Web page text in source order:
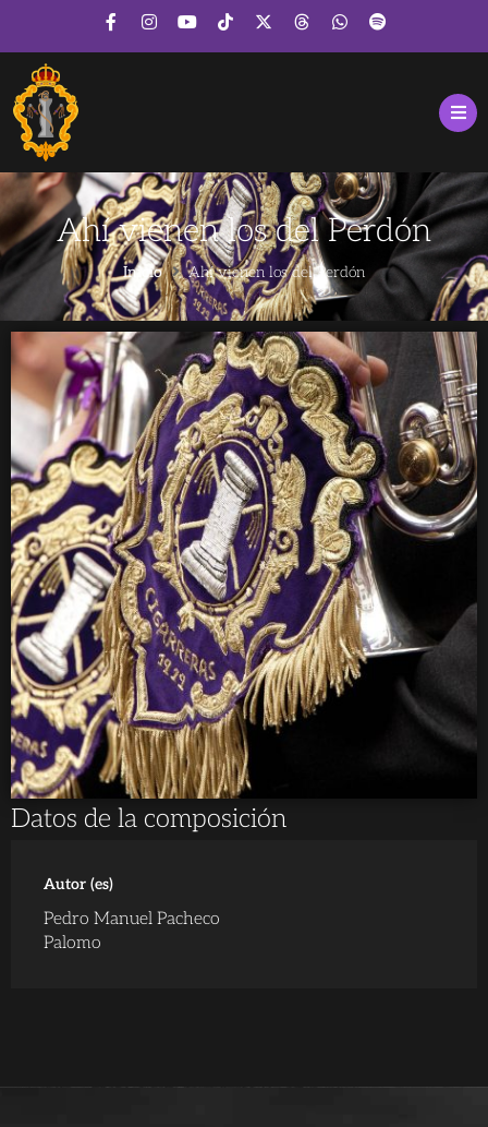
Ahí vienen los del Perdón
Inicio Ahí vienen los del Perdón
Datos de la composición
Autor (es)
Pedro Manuel Pacheco
Palomo